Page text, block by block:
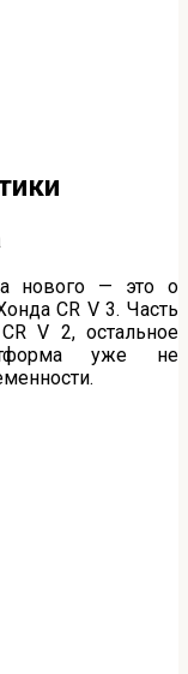
нового — это о
CR V 3. Часть
V 2, остальное
уже не